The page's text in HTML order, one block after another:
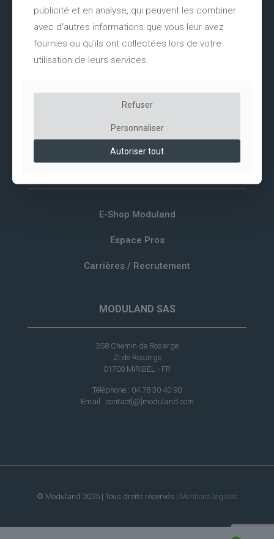
Aménagement d'espaces durables au service des territoires.
Vente exclusivement aux professionnels.
E-Shop Moduland
Espace Pros
Carrières / Recrutement
MODULAND SAS
358 Chemin de Rosarge
ZI de Rosarge
01700 MIRIBEL - FR
Téléphone : 04 78 30 40 90
Email : contact[@]moduland.com
© Moduland 2025 | Tous droits réservés | Mentions légales
publicité et en analyse, qui peuvent les combiner
avec d'autres informations que vous leur avez
fournies ou qu'ils ont collectées lors de votre
utilisation de leurs services.
Refuser
Personnaliser
Autoriser tout